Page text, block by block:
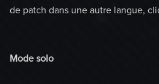
de patch dans une autre langue,
Mode solo